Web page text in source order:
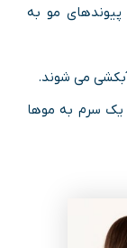
مو به
می شوند.
یک سرم به موها